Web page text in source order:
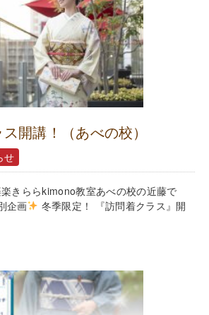
開講！（あべの校）
せ
きららkimono教室あべの校の近藤で
企画
冬季限定！ 『訪問着クラス』開